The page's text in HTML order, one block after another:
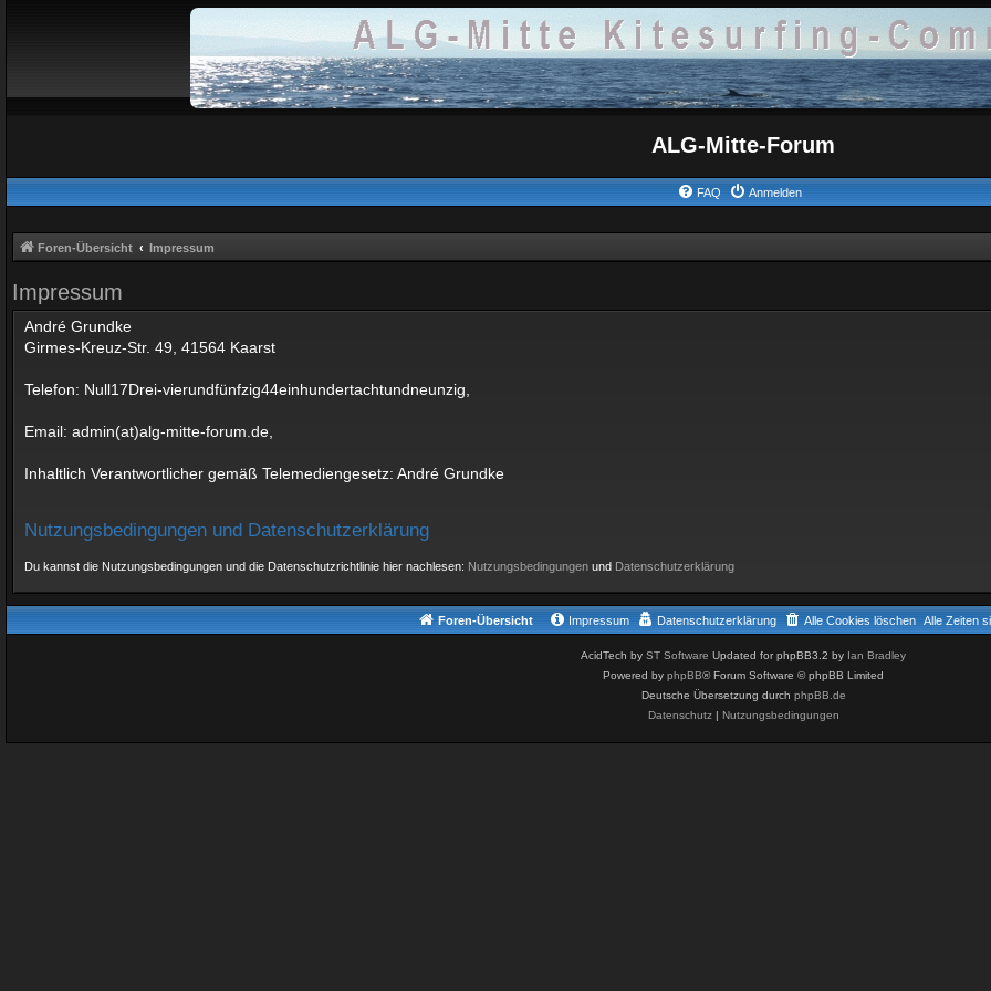
ALG-Mitte-Forum
FAQ Anmelden
Foren-Übersicht Impressum
Impressum
André Grundke
Girmes-Kreuz-Str. 49, 41564 Kaarst
Telefon: Null17Drei-vierundfünfzig44einhundertachtundneunzig,
Email: admin(at)alg-mitte-forum.de,
Inhaltlich Verantwortlicher gemäß Telemediengesetz: André Grundke
Nutzungsbedingungen und Datenschutzerklärung
Du kannst die Nutzungsbedingungen und die Datenschutzrichtlinie hier nachlesen: Nutzungsbedingungen und Datenschutzerklärung
Foren-Übersicht Alle Zeiten
Alle Cookies löschen
Datenschutzerklärung
Impressum
AcidTech by ST Software Updated for phpBB3.2 by Ian Bradley
Powered by phpBB® Forum Software © phpBB Limited
Deutsche Übersetzung durch phpBB.de
Datenschutz| Nutzungsbedingungen